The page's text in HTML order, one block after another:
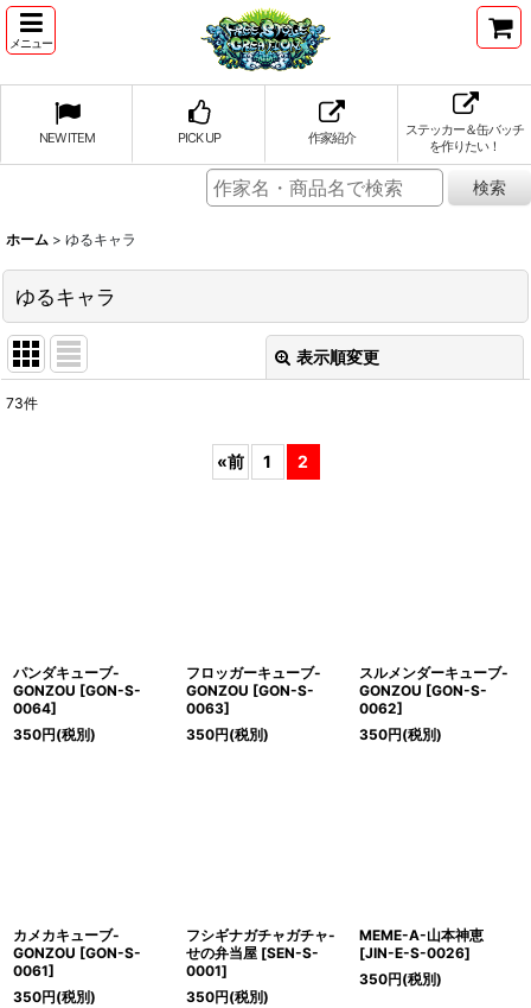
メニュー
NEW ITEM PICK UP 作家紹介
ステッカー＆缶バッチ
を作りたい！
ホーム > ゆるキャラ
ゆるキャラ
表示順変更
73件
«前 1 2
パンダキューブ-
GONZOU [GON-S-
0064]
350円(税別)
フロッガーキューブ-
GONZOU [GON-S-
0063]
350円(税別)
スルメンダーキューブ-
GONZOU [GON-S-
0062]
350円(税別)
カメカキューブ-
GONZOU [GON-S-
0061]
350円(税別)
フシギナガチャガチャ-
せの弁当屋 [SEN-S-
0001]
350円(税別)
MEME-A-山本神恵
[JIN-E-S-0026]
350円(税別)